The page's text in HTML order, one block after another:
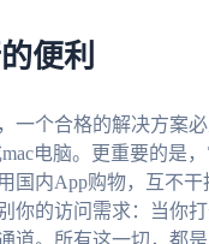
便利
一个合格的解决方案
电脑。更重要的是
国内App购物，互不
你的访问需求：当你
道。所有这一切，都